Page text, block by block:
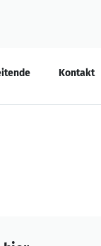
Kontakt